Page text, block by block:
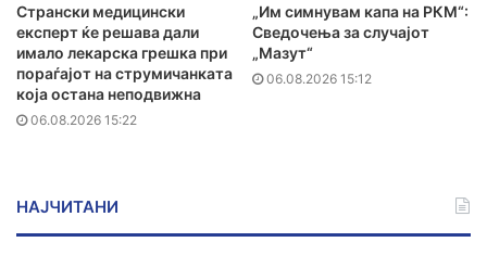
Странски медицински
експерт ќе решава дали
имало лекарска грешка при
пораѓајот на струмичанката
која остана неподвижна
06.08.2026 15:22
„Им симнувам капа на РКМ“:
Сведочења за случајот
„Мазут“
06.08.2026 15:12
НАЈЧИТАНИ